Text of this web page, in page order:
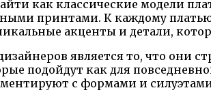
как классические модели
принтами. К каждому
акценты и детали,
является то, что они
подойдут как для
с формами и